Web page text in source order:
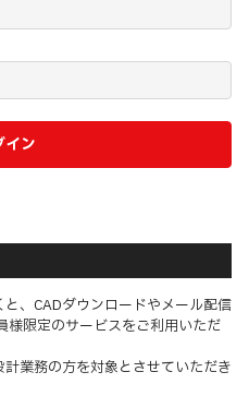
、CADダウンロードやメール配信
様限定のサービスをご利用いただ
業務の方を対象とさせていただき